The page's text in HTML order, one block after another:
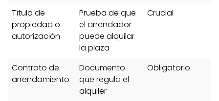
Título de
propiedad o
autorización
Prueba de que
el arrendador
puede alquilar
la plaza
Crucial
Contrato de
arrendamiento
Documento
que regula el
alquiler
Obligatorio